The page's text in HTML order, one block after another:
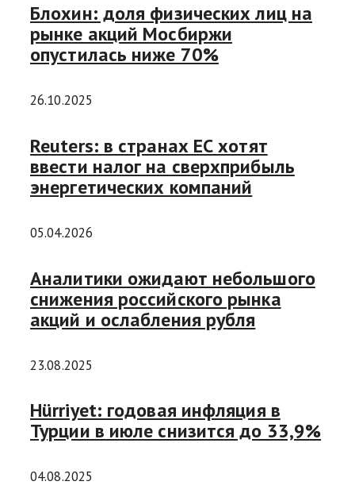
Блохин: доля физических лиц на
рынке акций Мосбиржи
опустилась ниже 70%
26.10.2025
Reuters: в странах ЕС хотят
ввести налог на сверхприбыль
энергетических компаний
05.04.2026
Аналитики ожидают небольшого
снижения российского рынка
акций и ослабления рубля
23.08.2025
Hürriyet: годовая инфляция в
Турции в июле снизится до 33,9%
04.08.2025